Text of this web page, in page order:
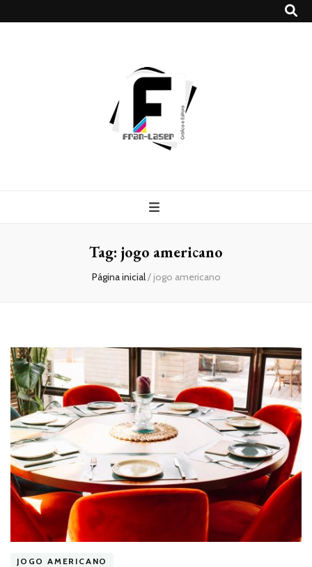
Tag: jogo americano
Página inicial/ jogo americano
JOGO AMERICANO